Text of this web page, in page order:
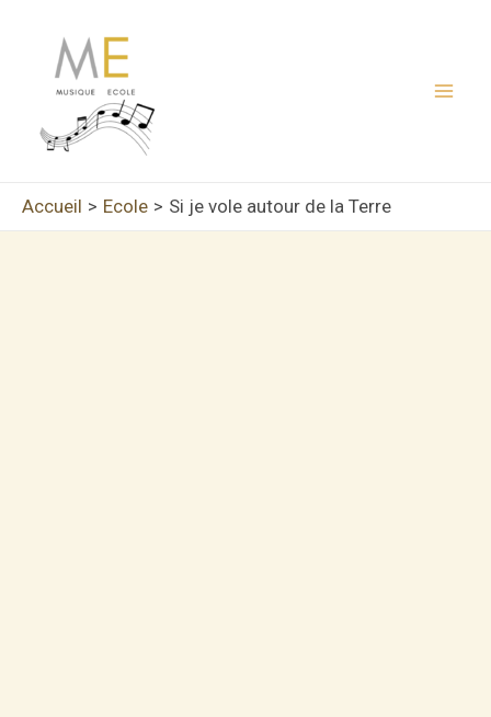
contenu
Accueil Ecole Si je vole autour de la Terre